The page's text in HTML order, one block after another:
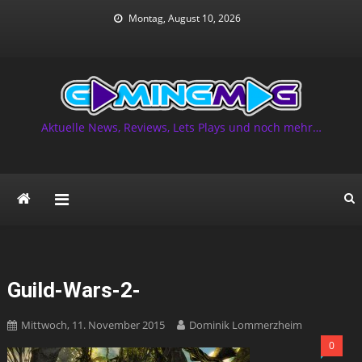
Montag, August 10, 2026
Aktuelle News, Reviews, Lets Plays und noch mehr…
Guild-Wars-2-
Mittwoch, 11. November 2015 Dominik Lommerzheim
0